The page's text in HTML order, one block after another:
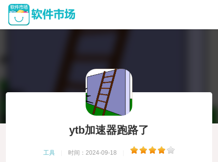
ytb加速器跑路了
工具 时间：2024-09-18